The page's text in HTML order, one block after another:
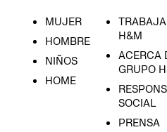
MUJER
HOMBRE
NIÑOS
HOME
H&M
ACERCA
GRUPO
SOCIAL
PRENSA